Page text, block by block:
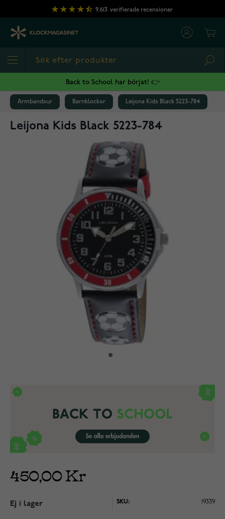
Hoppa till innehållet
9,613 verifierade recensioner
Back to School har börjat! 👉
Armbandsur Barnklockor Leijona Kids Black 5223-784
Leijona Kids Black 5223-784
450,00 Kr
Ej i lager SKU: 19339